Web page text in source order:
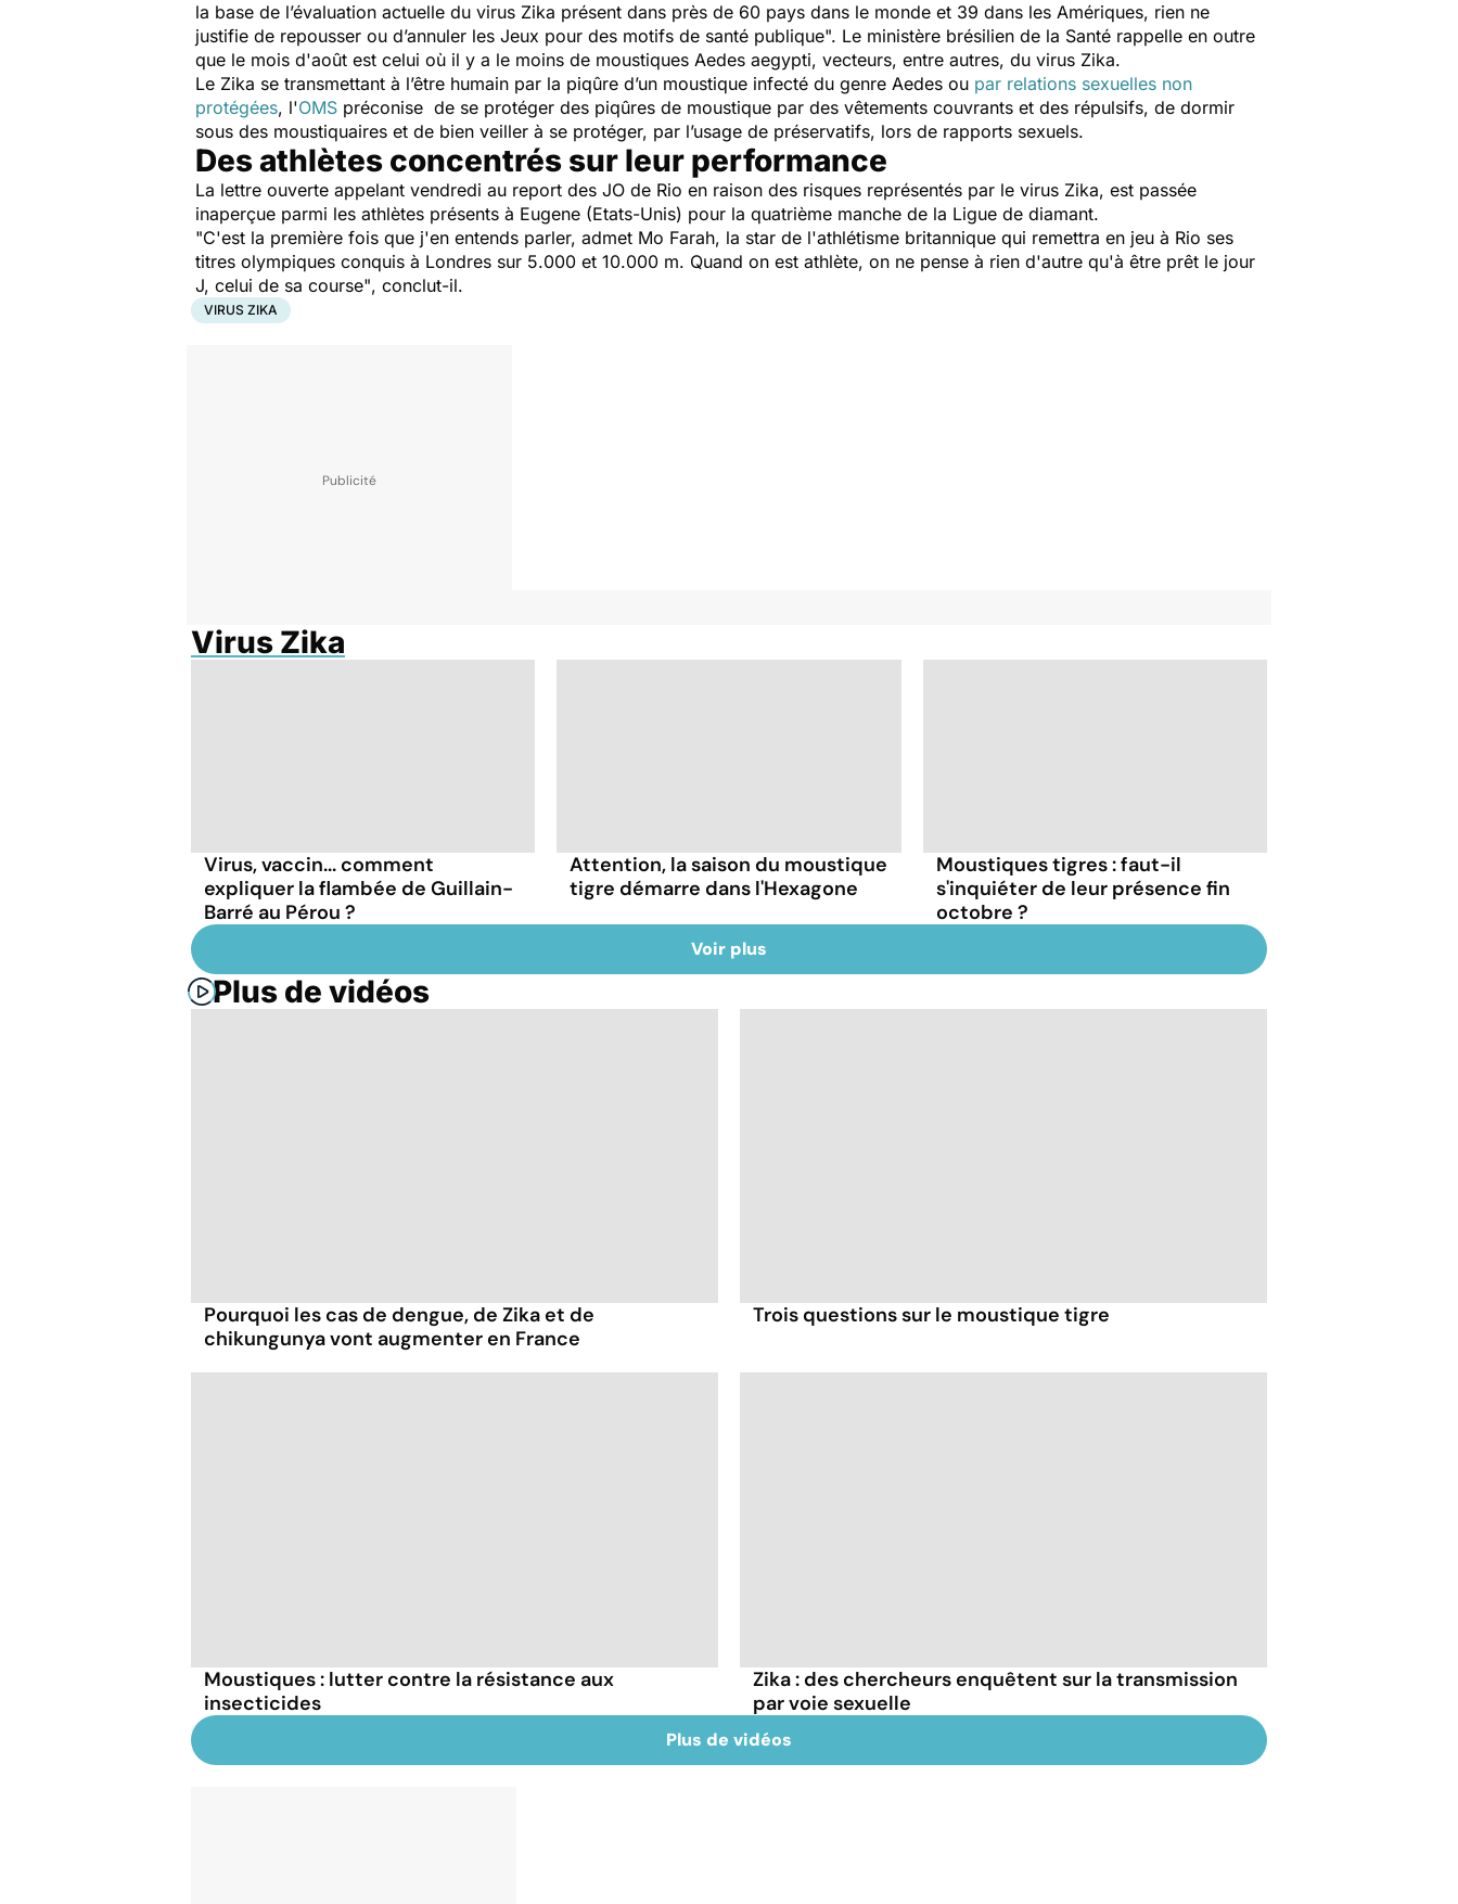
la base de l’évaluation actuelle du virus Zika présent dans près de 60 pays dans le monde et 39 dans les Amériques, rien ne
justifie de repousser ou d’annuler les Jeux pour des motifs de santé publique". Le ministère brésilien de la Santé rappelle en outre
que le mois d'août est celui où il y a le moins de moustiques Aedes aegypti, vecteurs, entre autres, du virus Zika.
Le Zika se transmettant à l’être humain par la piqûre d’un moustique infecté du genre Aedes ou par relations sexuelles non
protégées, l'OMS préconise de se protéger des piqûres de moustique par des vêtements couvrants et des répulsifs, de dormir
sous des moustiquaires et de bien veiller à se protéger, par l’usage de préservatifs, lors de rapports sexuels.
Des athlètes concentrés sur leur performance
La lettre ouverte appelant vendredi au report des JO de Rio en raison des risques représentés par le virus Zika, est passée
inaperçue parmi les athlètes présents à Eugene (Etats-Unis) pour la quatrième manche de la Ligue de diamant.
"C'est la première fois que j'en entends parler, admet Mo Farah, la star de l'athlétisme britannique qui remettra en jeu à Rio ses
titres olympiques conquis à Londres sur 5.000 et 10.000 m. Quand on est athlète, on ne pense à rien d'autre qu'à être prêt le jour
J, celui de sa course", conclut-il.
VIRUS ZIKA
Virus Zika
Virus, vaccin... comment
expliquer la flambée de Guillain-
Barré au Pérou ?
Attention, la saison du moustique
tigre démarre dans l'Hexagone
Moustiques tigres : faut-il
s'inquiéter de leur présence fin
octobre ?
Voir plus
Plus de vidéos
Pourquoi les cas de dengue, de Zika et de
chikungunya vont augmenter en France
Trois questions sur le moustique tigre
Moustiques : lutter contre la résistance aux
insecticides
Zika : des chercheurs enquêtent sur la transmission
par voie sexuelle
Plus de vidéos